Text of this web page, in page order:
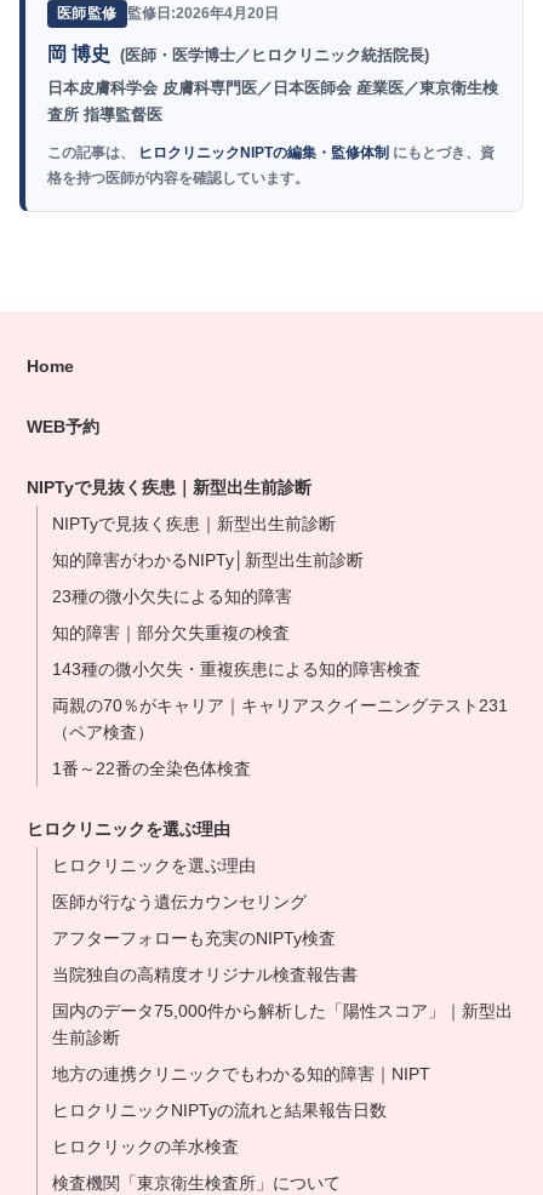
医師監修 監修日:2026年4月20日
岡 博史
(医師・医学博士／ヒロクリニック統括院長)
日本皮膚科学会 皮膚科専門医／日本医師会 産業医／東京衛生検
査所 指導監督医
この記事は、 ヒロクリニックNIPTの編集・監修体制 にもとづき、資
格を持つ医師が内容を確認しています。
Home
WEB予約
NIPTyで見抜く疾患｜新型出生前診断
NIPTyで見抜く疾患｜新型出生前診断
知的障害がわかるNIPTy│新型出生前診断
23種の微小欠失による知的障害
知的障害｜部分欠失重複の検査
143種の微小欠失・重複疾患による知的障害検査
両親の70％がキャリア｜キャリアスクイーニングテスト231
（ペア検査）
1番～22番の全染色体検査
ヒロクリニックを選ぶ理由
ヒロクリニックを選ぶ理由
医師が行なう遺伝カウンセリング
アフターフォローも充実のNIPTy検査
当院独自の高精度オリジナル検査報告書
国内のデータ75,000件から解析した「陽性スコア」｜新型出
生前診断
地方の連携クリニックでもわかる知的障害｜NIPT
ヒロクリニックNIPTyの流れと結果報告日数
ヒロクリックの羊水検査
検査機関「東京衛生検査所」について